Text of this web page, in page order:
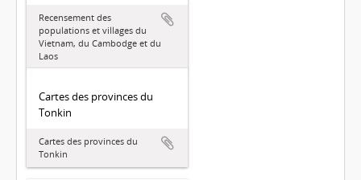
Recensement des
populations et villages du
Vietnam, du Cambodge et du
Laos
Cartes des provinces du
Tonkin
Cartes des provinces du
Tonkin